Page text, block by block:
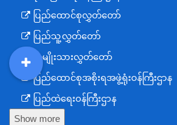
ပြည်ထောင်စုလွှတ်တော်
ပြည်သူ့လွှတ်တော်
အမျိုးသားလွှတ်တော်
ပြည်ထောင်စုအစိုးရအဖွဲ့ရုံးဝန်ကြီးဌာန
ပြည်ထဲရေးဝန်ကြီးဌာန
ကာကွယ်ရေးဝန်ကြီးဌာန
Show more
DDM